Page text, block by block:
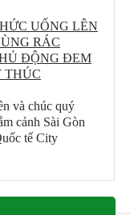
UỐNG LÊN
RÁC
ĐỘNG ĐEM
THÚC
và chúc quý
cảnh Sài Gòn
tế City